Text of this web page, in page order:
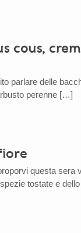
cous,
parlare delle
perenne […]
questa sera
tostate e